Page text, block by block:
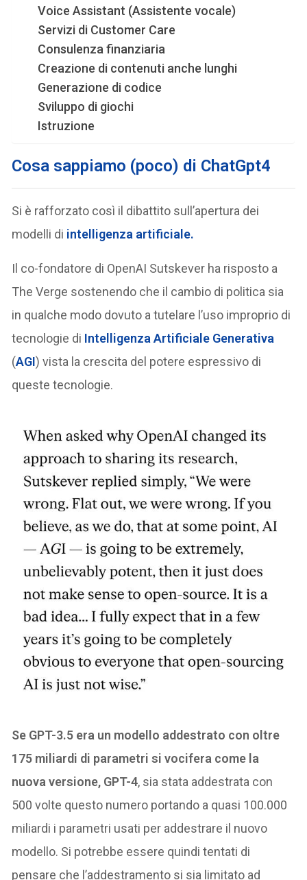
Voice Assistant (Assistente vocale)
Servizi di Customer Care
Consulenza finanziaria
Creazione di contenuti anche lunghi
Generazione di codice
Sviluppo di giochi
Istruzione
Cosa sappiamo (poco) di ChatGpt4
Si è rafforzato così il dibattito sull’apertura dei
modelli di intelligenza artificiale.
Il co-fondatore di OpenAI Sutskever ha risposto a
The Verge sostenendo che il cambio di politica sia
in qualche modo dovuto a tutelare l’uso improprio di
tecnologie di Intelligenza Artificiale Generativa
(AGI) vista la crescita del potere espressivo di
queste tecnologie.
Se GPT-3.5 era un modello addestrato con oltre
175 miliardi di parametri si vocifera come la
nuova versione, GPT-4, sia stata addestrata con
500 volte questo numero portando a quasi 100.000
miliardi i parametri usati per addestrare il nuovo
modello. Si potrebbe essere quindi tentati di
pensare che l’addestramento si sia limitato ad